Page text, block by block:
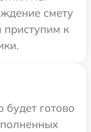
смету
приступим к
будет готово